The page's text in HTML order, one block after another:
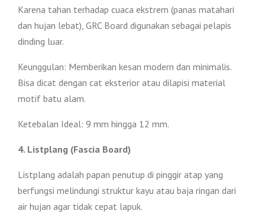
Karena tahan terhadap cuaca ekstrem (panas matahari
dan hujan lebat), GRC Board digunakan sebagai pelapis
dinding luar.
Keunggulan: Memberikan kesan modern dan minimalis.
Bisa dicat dengan cat eksterior atau dilapisi material
motif batu alam.
Ketebalan Ideal: 9 mm hingga 12 mm.
4. Listplang (Fascia Board)
Listplang adalah papan penutup di pinggir atap yang
berfungsi melindungi struktur kayu atau baja ringan dari
air hujan agar tidak cepat lapuk.